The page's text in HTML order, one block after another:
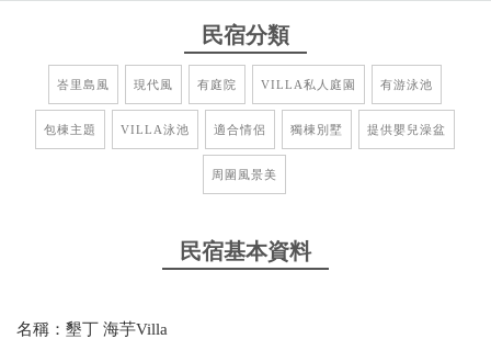
民宿分類
峇里島風 現代風 有庭院 VILLA私人庭園 有游泳池
包棟主題 VILLA泳池 適合情侶 獨棟別墅 提供嬰兒澡盆
周圍風景美
民宿基本資料
名稱：墾丁 海芋Villa